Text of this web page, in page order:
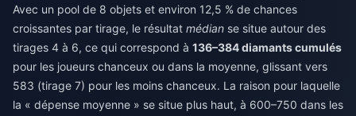
Avec un pool de 8 objets et environ 12,5 % de chances
croissantes par tirage, le résultat médian se situe autour des
tirages 4 à 6, ce qui correspond à 136–384 diamants cumulés
pour les joueurs chanceux ou dans la moyenne, glissant vers
583 (tirage 7) pour les moins chanceux. La raison pour laquelle
la « dépense moyenne » se situe plus haut, à 600–750 dans les